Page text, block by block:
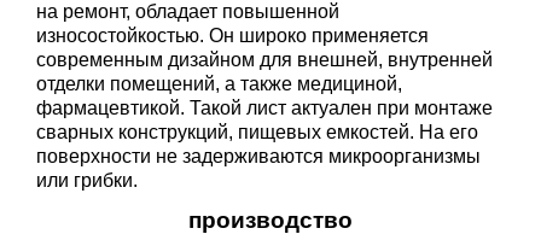
на ремонт, обладает повышенной
износостойкостью. Он широко применяется
современным дизайном для внешней, внутренней
отделки помещений, а также медициной,
фармацевтикой. Такой лист актуален при монтаже
сварных конструкций, пищевых емкостей. На его
поверхности не задерживаются микроорганизмы
или грибки.
производство